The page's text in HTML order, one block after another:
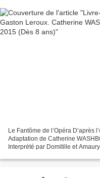
Le Fantôme de l’Opéra D’après
Adaptation de Catherine
Interprété par Domitille et